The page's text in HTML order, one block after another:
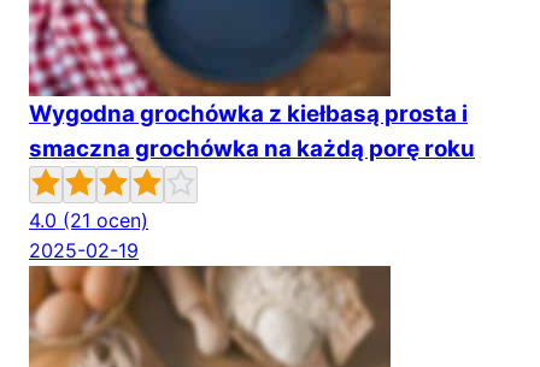
Wygodna grochówka z kiełbasą prosta i
smaczna grochówka na każdą porę roku
4.0 (21 ocen)
2025-02-19